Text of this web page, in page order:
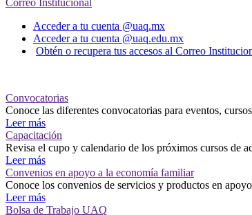
Acceder a tu cuenta @uaq.mx
Acceder a tu cuenta @uaq.edu.mx
Obtén o recupera tus accesos al Correo
Convocatorias
Conoce las diferentes convocatorias para eventos,
Leer más
Capacitación
Revisa el cupo y calendario de los próximos cursos de
Leer más
Convenios en apoyo a la economía familiar
Conoce los convenios de servicios y productos en
Leer más
Bolsa de Trabajo UAQ